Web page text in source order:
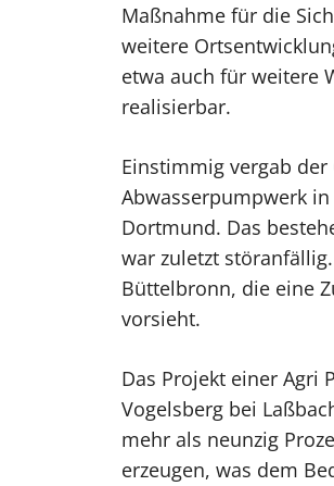
Maßnahme für die
weitere
etwa auch für weitere
realisierbar.
Einstimmig vergab
Abwasserpumpwerk
Dortmund. Das
war zuletzt
Büttelbronn, die eine
vorsieht.
Das Projekt einer Agri
Vogelsberg bei
mehr als neunzig
erzeugen, was dem